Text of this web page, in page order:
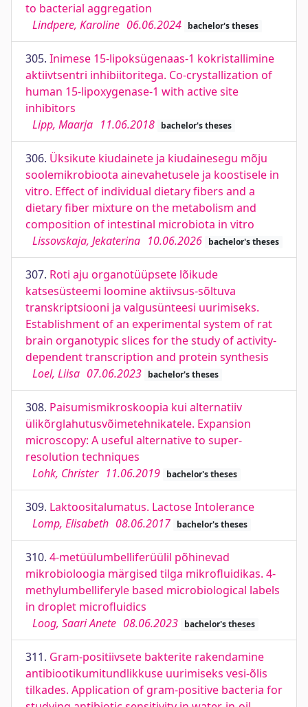
to bacterial aggregation
Lindpere, Karoline 06.06.2024 bachelor's theses
305. Inimese 15-lipoksügenaas-1 kokristallimine
aktiivtsentri inhibiitoritega. Co-crystallization of
human 15-lipoxygenase-1 with active site
inhibitors
Lipp, Maarja 11.06.2018 bachelor's theses
306. Üksikute kiudainete ja kiudainesegu mõju
soolemikrobioota ainevahetusele ja koostisele in
vitro. Effect of individual dietary fibers and a
dietary fiber mixture on the metabolism and
composition of intestinal microbiota in vitro
Lissovskaja, Jekaterina 10.06.2026 bachelor's theses
307. Roti aju organotüüpsete lõikude
katsesüsteemi loomine aktiivsus-sõltuva
transkriptsiooni ja valgusünteesi uurimiseks.
Establishment of an experimental system of rat
brain organotypic slices for the study of activity-
dependent transcription and protein synthesis
Loel, Liisa 07.06.2023 bachelor's theses
308. Paisumismikroskoopia kui alternatiiv
ülikõrglahutusvõimetehnikatele. Expansion
microscopy: A useful alternative to super-
resolution techniques
Lohk, Christer 11.06.2019 bachelor's theses
309. Laktoositalumatus. Lactose Intolerance
Lomp, Elisabeth 08.06.2017 bachelor's theses
310. 4-metüülumbelliferüülil põhinevad
mikrobioloogia märgised tilga mikrofluidikas. 4-
methylumbelliferyle based microbiological labels
in droplet microfluidics
Loog, Saari Anete 08.06.2023 bachelor's theses
311. Gram-positiivsete bakterite rakendamine
antibiootikumitundlikkuse uurimiseks vesi-õlis
tilkades. Application of gram-positive bacteria for